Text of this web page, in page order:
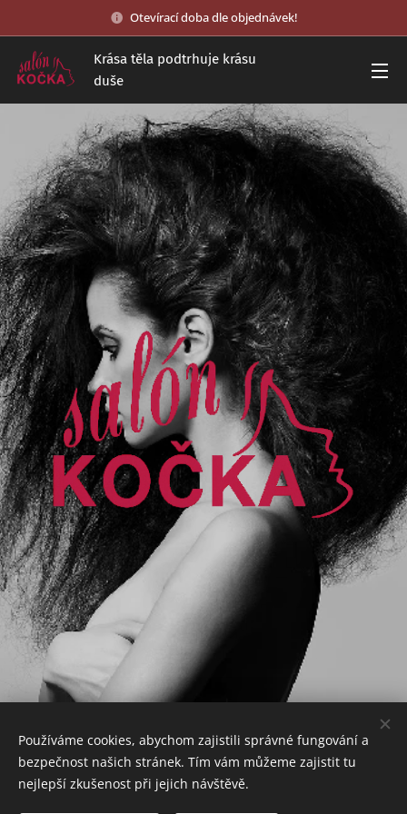
Otevírací doba dle objednávek!
Krása těla podtrhuje krásu
duše
Používáme cookies, abychom zajistili správné fungování a
bezpečnost našich stránek. Tím vám můžeme zajistit tu
nejlepší zkušenost při jejich návštěvě.